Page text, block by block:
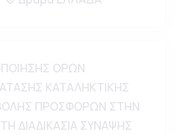
ΟΡΩΝ
ΚΑΤΑΛΗΚΤΙΚΗΣ
ΠΡΟΣΦΟΡΩΝ ΣΤΗΝ
ΔΙΑΔΙΚΑΣΙΑ ΣΥΝΑΨΗΣ